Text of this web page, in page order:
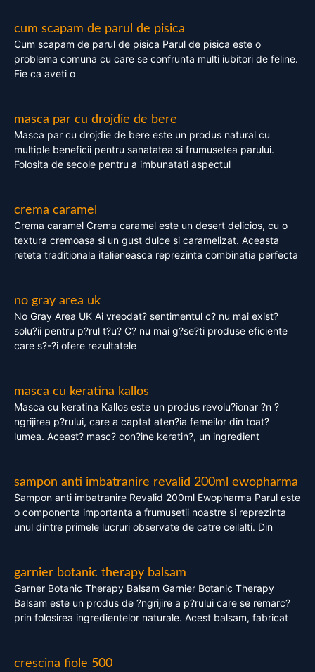
cum scapam de parul de pisica
Cum scapam de parul de pisica Parul de pisica este o
problema comuna cu care se confrunta multi iubitori de feline.
Fie ca aveti o
masca par cu drojdie de bere
Masca par cu drojdie de bere este un produs natural cu
multiple beneficii pentru sanatatea si frumusetea parului.
Folosita de secole pentru a imbunatati aspectul
crema caramel
Crema caramel Crema caramel este un desert delicios, cu o
textura cremoasa si un gust dulce si caramelizat. Aceasta
reteta traditionala italieneasca reprezinta combinatia perfecta
no gray area uk
No Gray Area UK Ai vreodat? sentimentul c? nu mai exist?
solu?ii pentru p?rul t?u? C? nu mai g?se?ti produse eficiente
care s?-?i ofere rezultatele
masca cu keratina kallos
Masca cu keratina Kallos este un produs revolu?ionar ?n ?
ngrijirea p?rului, care a captat aten?ia femeilor din toat?
lumea. Aceast? masc? con?ine keratin?, un ingredient
sampon anti imbatranire revalid 200ml ewopharma
Sampon anti imbatranire Revalid 200ml Ewopharma Parul este
o componenta importanta a frumusetii noastre si reprezinta
unul dintre primele lucruri observate de catre ceilalti. Din
garnier botanic therapy balsam
Garner Botanic Therapy Balsam Garnier Botanic Therapy
Balsam este un produs de ?ngrijire a p?rului care se remarc?
prin folosirea ingredientelor naturale. Acest balsam, fabricat
crescina fiole 500